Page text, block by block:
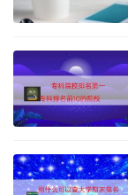
第一步
进入国家政务服务
第二步
应的姓名、身份